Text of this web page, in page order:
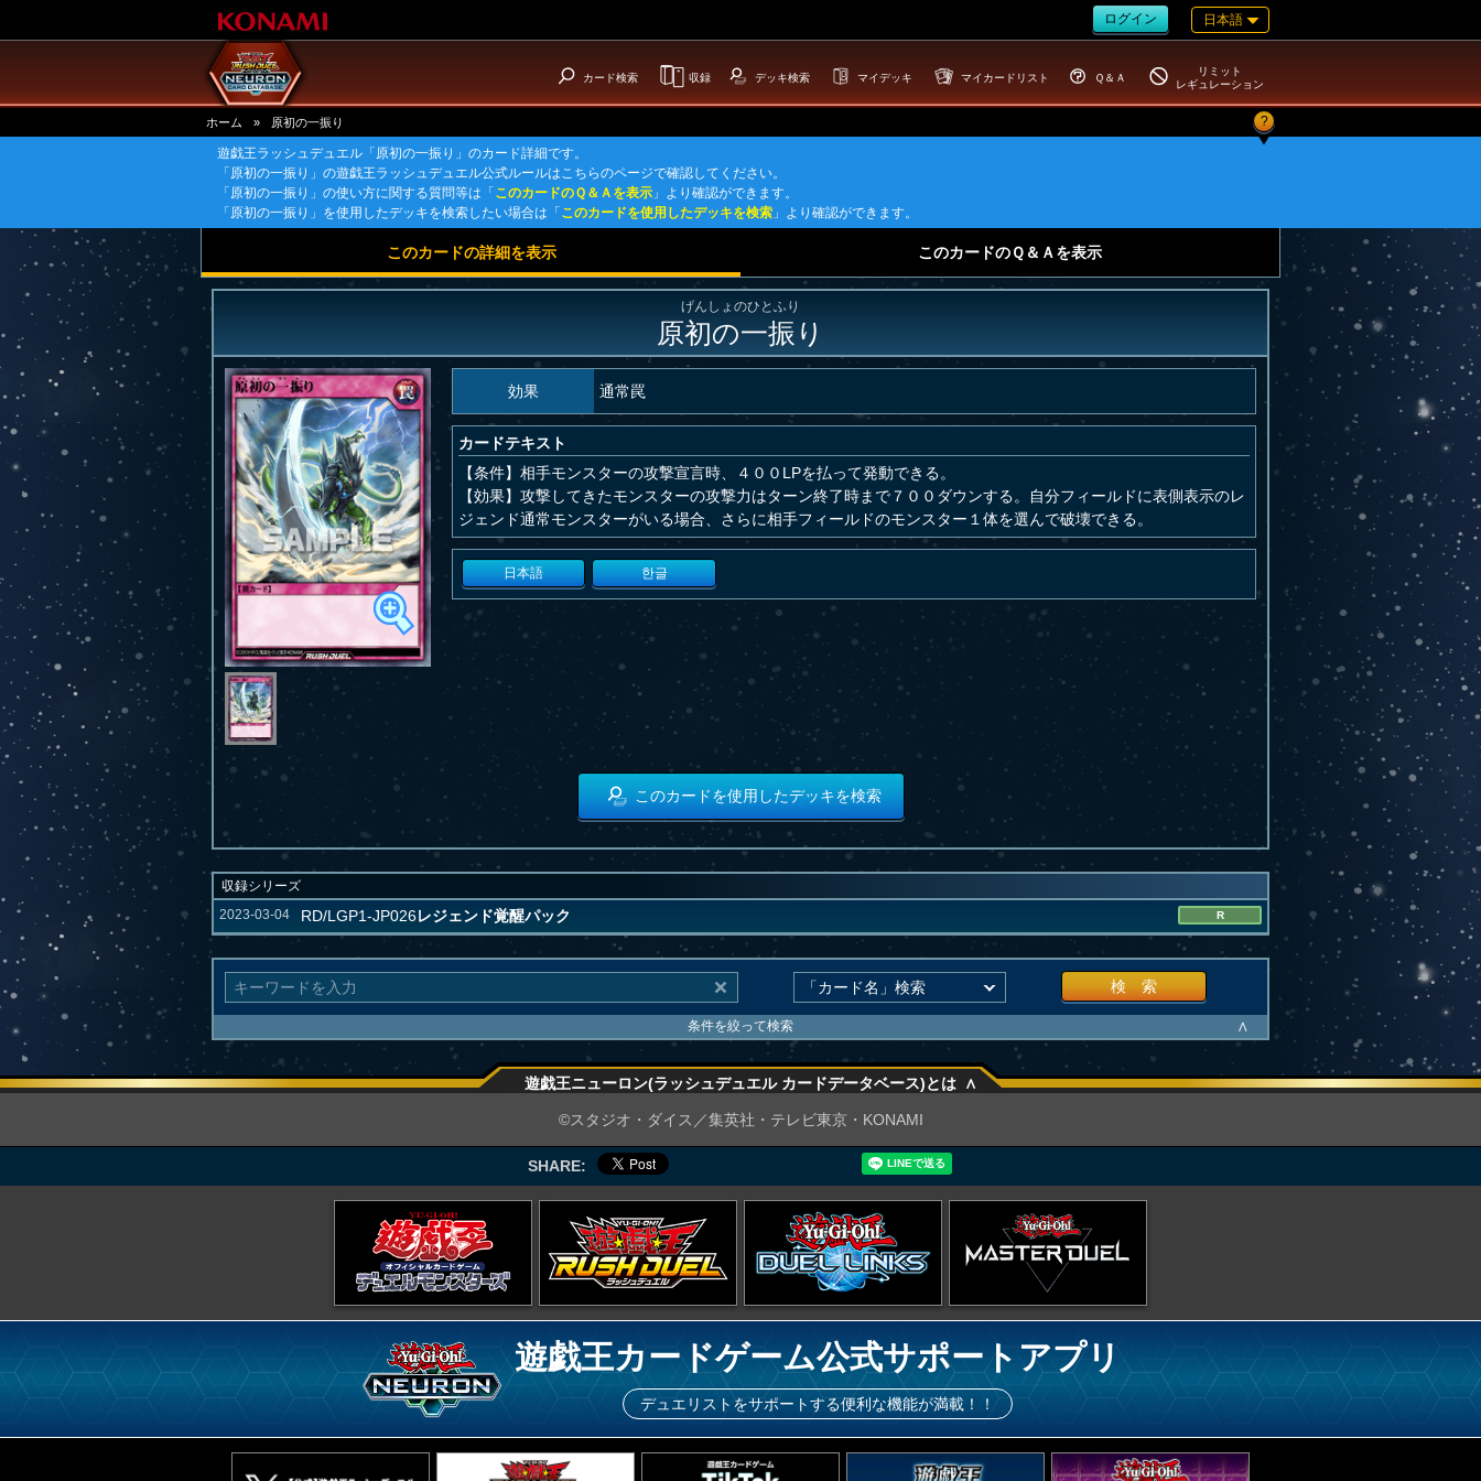
ログイン 日本語
カード検索 収録 デッキ検索 マイデッキ マイカードリスト Ｑ＆Ａ
リミット
レギュレーション
ホーム » 原初の一振り ?
遊戯王ラッシュデュエル「原初の一振り」のカード詳細です。
「原初の一振り」の遊戯王ラッシュデュエル公式ルールはこちらのページで確認してください。
「原初の一振り」の使い方に関する質問等は「 このカードのＱ＆Ａを表示 」より確認ができます。
「原初の一振り」を使用したデッキを検索したい場合は「 このカードを使用したデッキを検索 」より確認ができます。
このカードの詳細を表示 このカードのＱ＆Ａを表示
げんしょのひとふり
原初の一振り
効果 通常罠
カードテキスト
【条件】相手モンスターの攻撃宣言時、４００LPを払って発動できる。
【効果】攻撃してきたモンスターの攻撃力はターン終了時まで７００ダウンする。自分フィールドに表側表示のレ
ジェンド通常モンスターがいる場合、さらに相手フィールドのモンスター１体を選んで破壊できる。
日本語 한글
このカードを使用したデッキを検索
収録シリーズ
2023-03-04
RD/LGP1-JP026レジェンド覚醒パック R
検 索
条件を絞って検索 ∧
遊戯王ニューロン(ラッシュデュエル カードデータベース)とは ∧
©スタジオ・ダイス／集英社・テレビ東京・KONAMI
SHARE:
遊戯王カードゲーム公式サポートアプリ
デュエリストをサポートする便利な機能が満載！！